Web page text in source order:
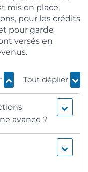
mis en place,
pour les crédits
pour garde
versés en
Tout déplier
avance ?